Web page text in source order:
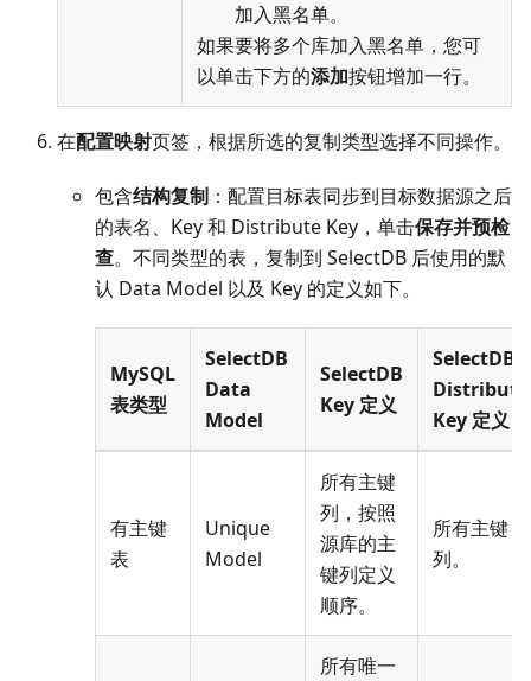
加入黑名单。
如果要将多个库加入黑名单，您可
以单击下方的添加按钮增加一行。
在配置映射页签，根据所选的复制类型选择不同操作。
包含结构复制 ：配置目标表同步到目标数据源之后
的表名、Key 和 Distribute Key，单击保存并预检
查。不同类型的表，复制到 SelectDB 后使用的默
认 Data Model 以及 Key 的定义如下。
MySQL
表类型
SelectDB
Data
Model
SelectDB
Key 定义
SelectDB
Distribute
Key 定义
有主键
表
Unique
Model
所有主键
列，按照
源库的主
键列定义
顺序。
所有主键
列。
所有唯一